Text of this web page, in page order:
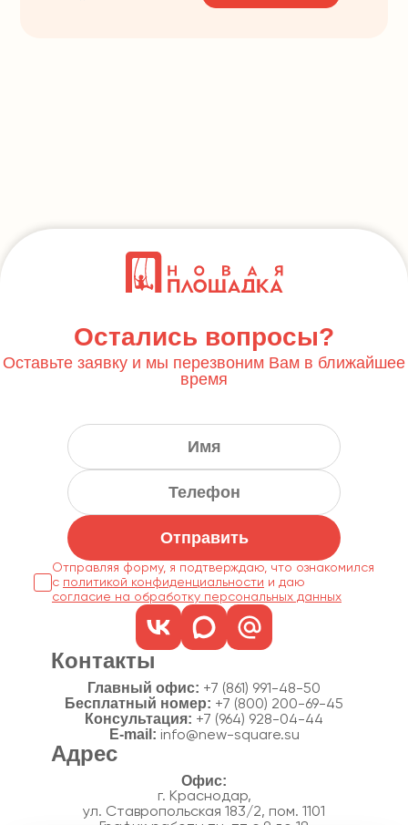
Остались вопросы?
Оставьте заявку и мы перезвоним Вам в ближайшее
время
Отправить
Отправляя форму, я подтверждаю, что ознакомился
с политикой конфиденциальности
согласие на обработку персональных данных
Контакты
Главный офис: +7 (861) 991-48-50
Бесплатный номер: +7 (800) 200-69-45
Консультация: +7 (964) 928-04-44
E-mail: info@new-square.su
Адрес
г. Краснодар,
ул. Ставропольская 183/2, пом. 1101